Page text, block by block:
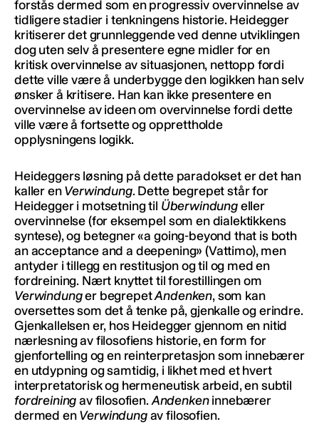
forstås dermed som en progressiv overvinnelse av
tidligere stadier i tenkningens historie. Heidegger
kritiserer det grunnleggende ved denne utviklingen
dog uten selv å presentere egne midler for en
kritisk overvinnelse av situasjonen, nettopp fordi
dette ville være å underbygge den logikken han selv
ønsker å kritisere. Han kan ikke presentere en
overvinnelse av ideen om overvinnelse fordi dette
ville være å fortsette og opprettholde
opplysningens logikk.
Heideggers løsning på dette paradokset er det han
kaller enVerwindung. Dette begrepet står for
Heidegger i motsetning til Überwindungeller
overvinnelse (for eksempel som en dialektikkens
syntese), og betegner «a going-beyond that is both
an acceptance and a deepening» (Vattimo), men
antyder i tillegg en restitusjon og til og med en
fordreining. Nært knyttet til forestillingen om
Verwindunger begrepetAndenken, som kan
oversettes som det å tenke på, gjenkalle og erindre.
Gjenkallelsen er, hos Heidegger gjennom en nitid
nærlesning av filosofiens historie, en form for
gjenfortelling og en reinterpretasjon som innebærer
en utdypning og samtidig, i likhet med et hvert
interpretatorisk og hermeneutisk arbeid, en subtil
fordreiningav filosofien.Andenkeninnebærer
dermed enVerwindungav filosofien.